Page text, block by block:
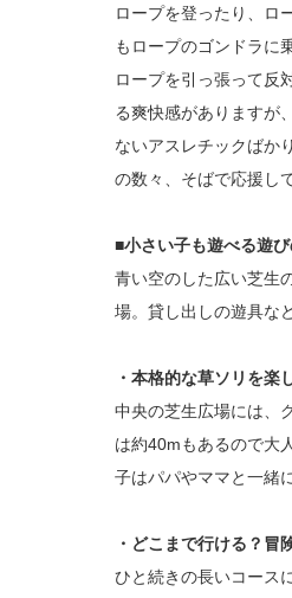
ロープを登ったり、ロ
もロープのゴンドラに
ロープを引っ張って反
る爽快感がありますが
ないアスレチックばか
の数々、そばで応援し
■小さい子も遊べる遊
青い空のした広い芝生
場。貸し出しの遊具な
・本格的な草ソリを楽
中央の芝生広場には、
は約40mもあるので大
子はパパやママと一緒
・どこまで行ける？冒
ひと続きの長いコース